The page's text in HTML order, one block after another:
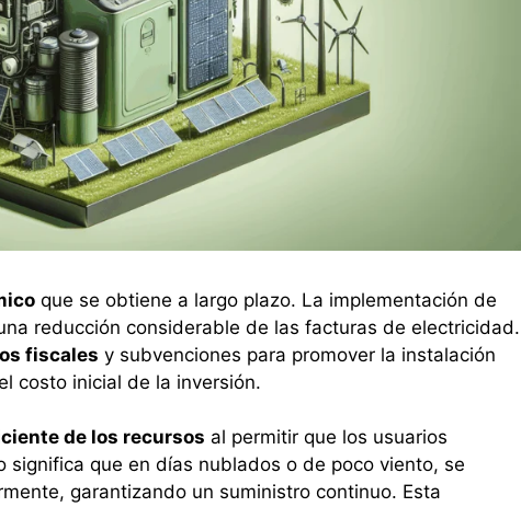
que se obtiene a largo plazo. La implementación de
reducción considerable de las facturas de electricidad.
fiscales y subvenciones para promover la instalación
costo inicial de la inversión.
de los recursos al permitir que los usuarios
significa que en días nublados o de poco viento, se
garantizando un suministro continuo. Esta